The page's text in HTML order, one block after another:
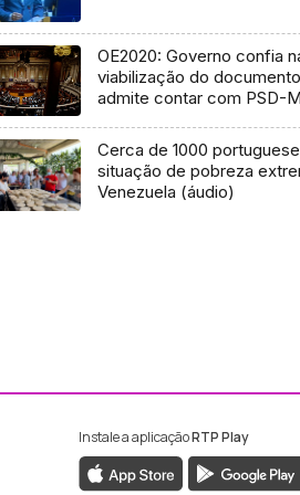
OE2020: Governo confia
viabilização do
admite contar com PSD-
Cerca de 1000
situação de pobreza
Venezuela (áudio)
da RTP Madeira
da RTP Madeira
Instale a aplicaçãoRTP Play